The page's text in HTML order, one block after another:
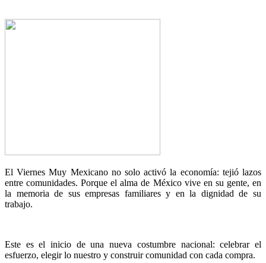
El Viernes Muy Mexicano no solo activó la economía: tejió lazos
entre comunidades. Porque el alma de México vive en su gente, en
la memoria de sus empresas familiares y en la dignidad de su
trabajo.
Este es el inicio de una nueva costumbre nacional: celebrar el
esfuerzo, elegir lo nuestro y construir comunidad con cada compra.